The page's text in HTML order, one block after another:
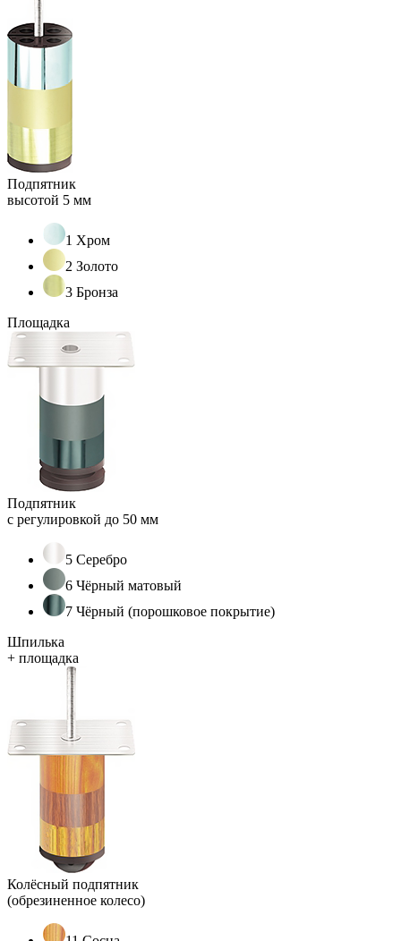
Подпятник
высотой 5 мм
1 Хром
2 Золото
3 Бронза
Площадка
Подпятник
с регулировкой до 50 мм
5 Серебро
6 Чёрный матовый
7 Чёрный (порошковое покрытие)
Шпилька
+ площадка
Колёсный подпятник
(обрезиненное колесо)